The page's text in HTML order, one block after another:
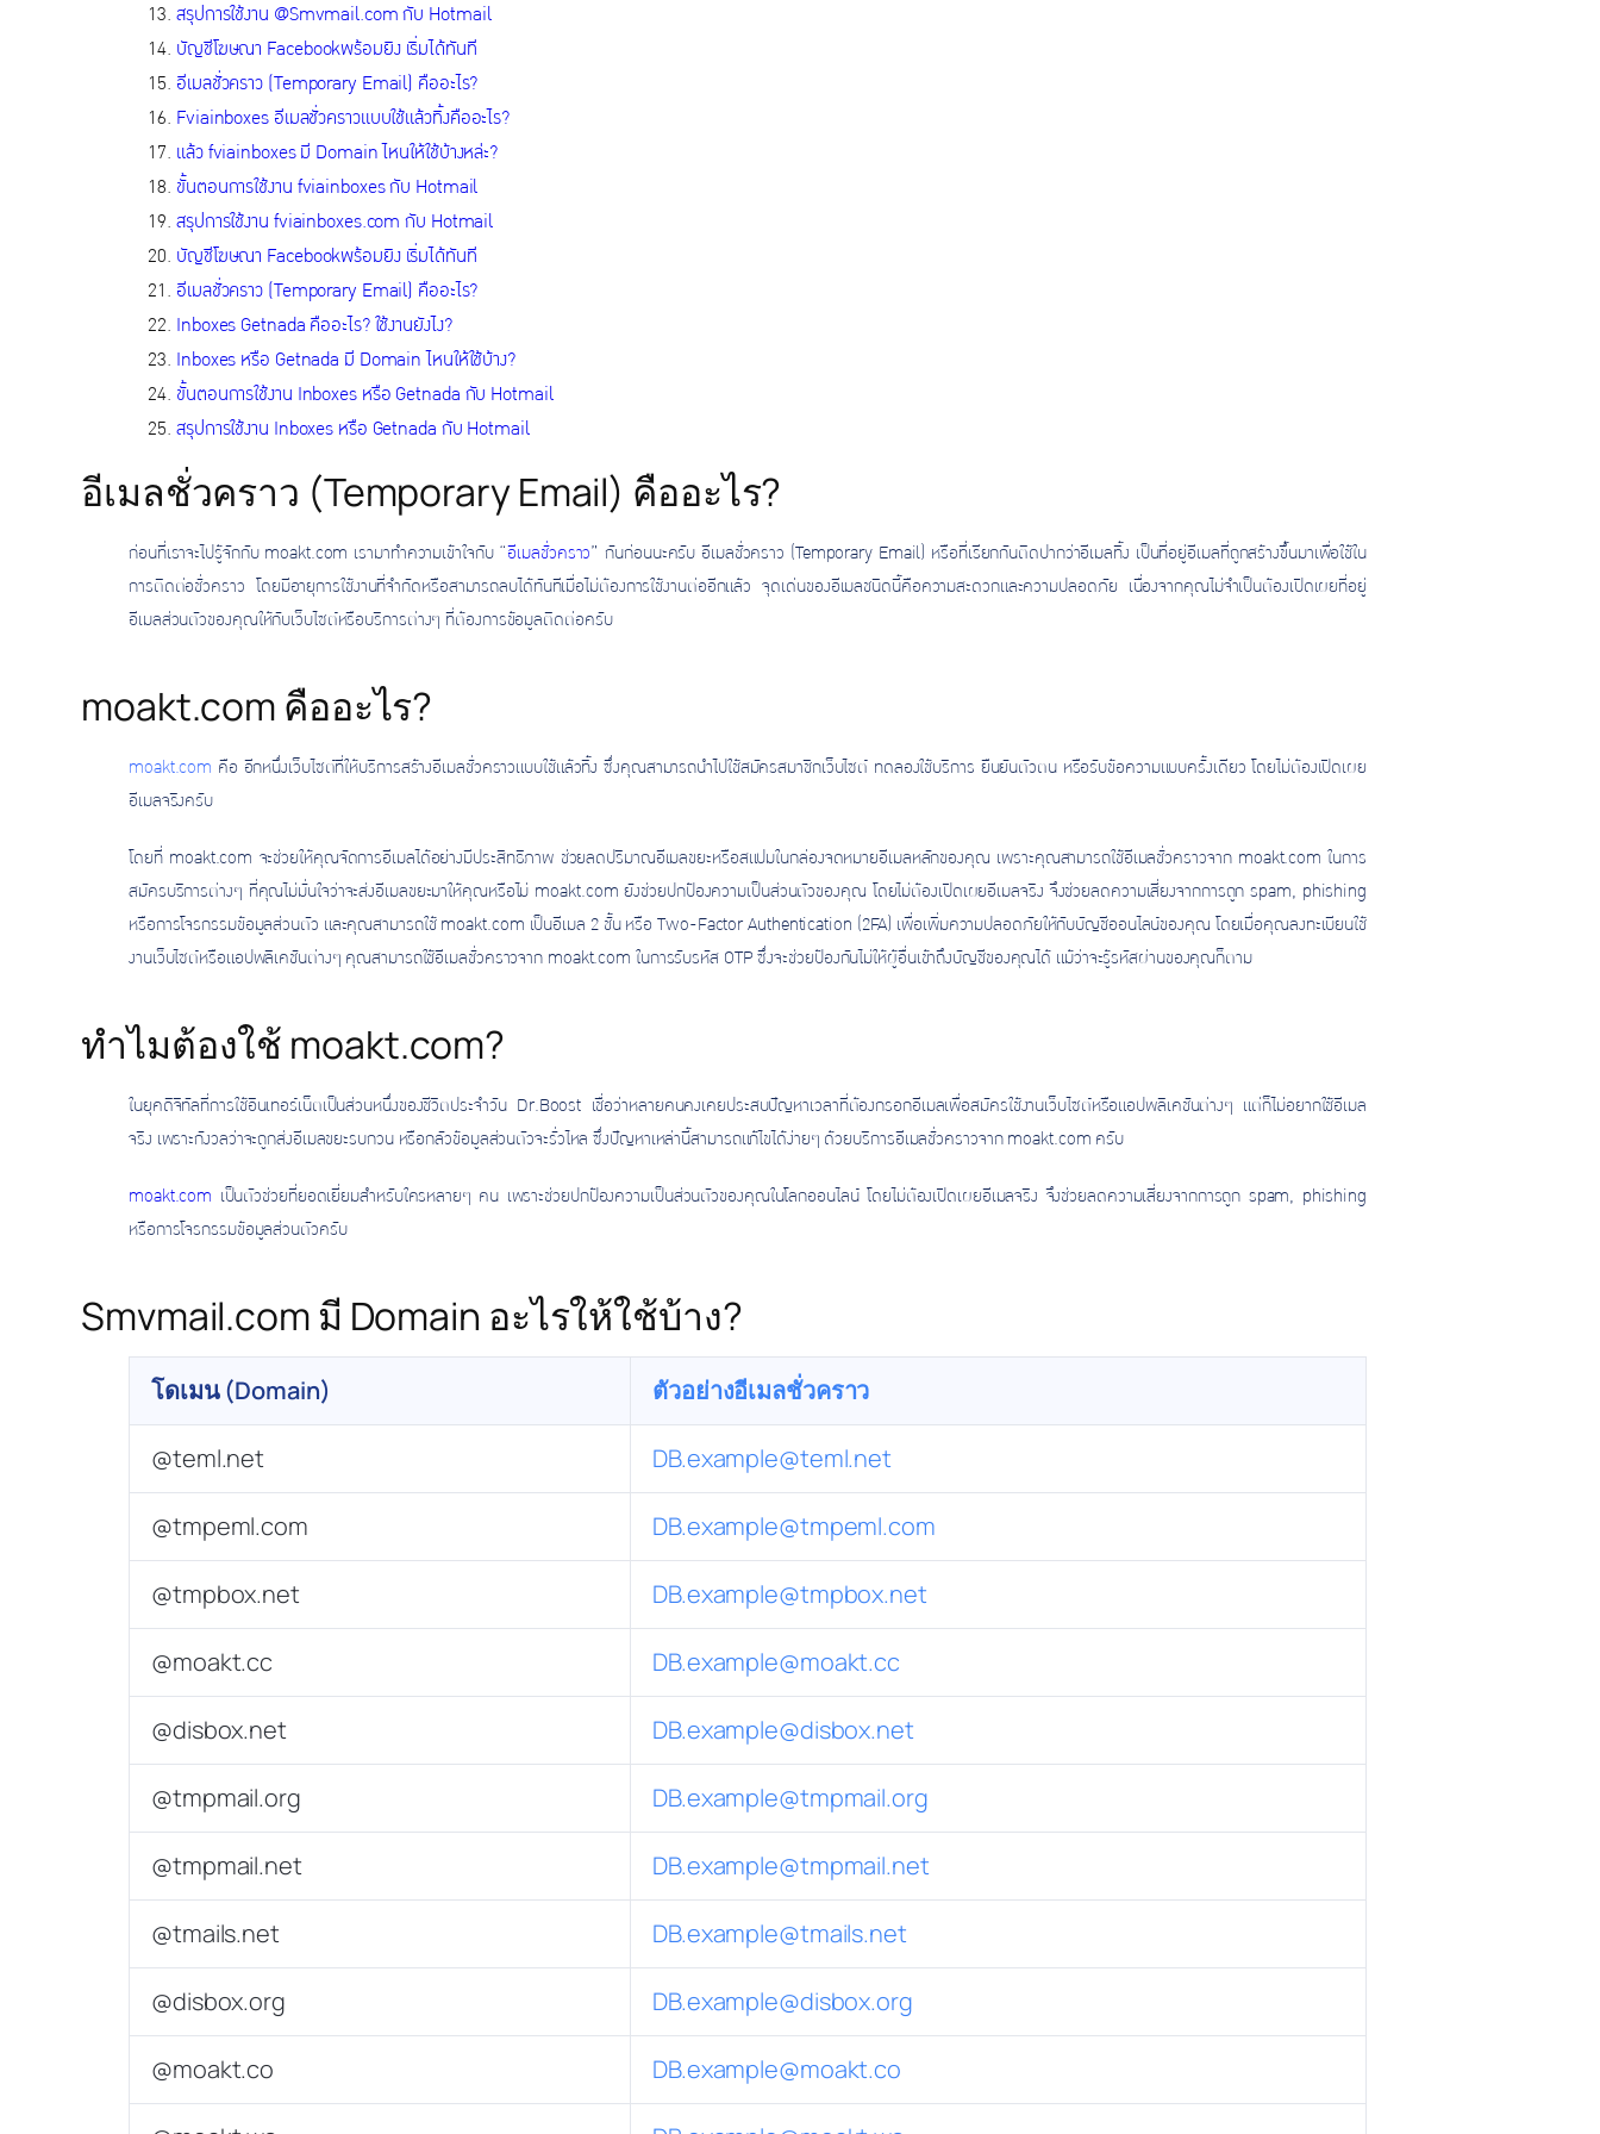
สรุปการใช้งาน @Smvmail.com กับ Hotmail
บัญชีโฆษณา Facebookพร้อมยิง เริ่มได้ทันที
อีเมลชั่วคราว (Temporary Email) คืออะไร?
Fviainboxes อีเมลชั่วคราวแบบใช้แล้วทิ้งคืออะไร?
แล้ว fviainboxes มี Domain ไหนให้ใช้บ้างหล่ะ?
ขั้นตอนการใช้งาน fviainboxes กับ Hotmail
สรุปการใช้งาน fviainboxes.com กับ Hotmail
บัญชีโฆษณา Facebookพร้อมยิง เริ่มได้ทันที
อีเมลชั่วคราว (Temporary Email) คืออะไร?
Inboxes Getnada คืออะไร? ใช้งานยังไง?
Inboxes หรือ Getnada มี Domain ไหนให้ใช้บ้าง?
ขั้นตอนการใช้งาน Inboxes หรือ Getnada กับ Hotmail
สรุปการใช้งาน Inboxes หรือ Getnada กับ Hotmail
อีเมลชั่วคราว (Temporary Email) คืออะไร?
ก่อนที่เราจะไปรู้จักกับ moakt.com เรามาทำความเข้าใจกับ “อีเมลชั่วคราว” กันก่อนนะครับ อีเมลชั่วคราว (Temporary Email) หรือที่เรียกกันติดปากว่าอีเมลทิ้ง เป็นที่อยู่อีเมลที่ถูกสร้างขึ้นมาเพื่อใช้ใน
การติดต่อชั่วคราว โดยมีอายุการใช้งานที่จำกัดหรือสามารถลบได้ทันทีเมื่อไม่ต้องการใช้งานต่ออีกแล้ว จุดเด่นของอีเมลชนิดนี้คือความสะดวกและความปลอดภัย เนื่องจากคุณไม่จำเป็นต้องเปิดเผยที่อยู่
อีเมลส่วนตัวของคุณให้กับเว็บไซต์หรือบริการต่างๆ ที่ต้องการข้อมูลติดต่อครับ
moakt.com คืออะไร?
moakt.com คือ อีกหนึ่งเว็บไซต์ที่ให้บริการสร้างอีเมลชั่วคราวแบบใช้แล้วทิ้ง ซึ่งคุณสามารถนำไปใช้สมัครสมาชิกเว็บไซต์ ทดลองใช้บริการ ยืนยันตัวตน หรือรับข้อความแบบครั้งเดียว โดยไม่ต้องเปิดเผย
อีเมลจริงครับ
โดยที่ moakt.com จะช่วยให้คุณจัดการอีเมลได้อย่างมีประสิทธิภาพ ช่วยลดปริมาณอีเมลขยะหรือสแปมในกล่องจดหมายอีเมลหลักของคุณ เพราะคุณสามารถใช้อีเมลชั่วคราวจาก moakt.com ในการ
สมัครบริการต่างๆ ที่คุณไม่มั่นใจว่าจะส่งอีเมลขยะมาให้คุณหรือไม่ moakt.com ยังช่วยปกป้องความเป็นส่วนตัวของคุณ โดยไม่ต้องเปิดเผยอีเมลจริง จึงช่วยลดความเสี่ยงจากการถูก spam, phishing
หรือการโจรกรรมข้อมูลส่วนตัว และคุณสามารถใช้ moakt.com เป็นอีเมล 2 ชั้น หรือ Two-Factor Authentication (2FA) เพื่อเพิ่มความปลอดภัยให้กับบัญชีออนไลน์ของคุณ โดยเมื่อคุณลงทะเบียนใช้
งานเว็บไซต์หรือแอปพลิเคชันต่างๆ คุณสามารถใช้อีเมลชั่วคราวจาก moakt.com ในการรับรหัส OTP ซึ่งจะช่วยป้องกันไม่ให้ผู้อื่นเข้าถึงบัญชีของคุณได้ แม้ว่าจะรู้รหัสผ่านของคุณก็ตาม
ทำไมต้องใช้ moakt.com?
ในยุคดิจิทัลที่การใช้อินเทอร์เน็ตเป็นส่วนหนึ่งของชีวิตประจำวัน Dr.Boost เชื่อว่าหลายคนคงเคยประสบปัญหาเวลาที่ต้องกรอกอีเมลเพื่อสมัครใช้งานเว็บไซต์หรือแอปพลิเคชันต่างๆ แต่ก็ไม่อยากใช้อีเมล
จริง เพราะกังวลว่าจะถูกส่งอีเมลขยะรบกวน หรือกลัวข้อมูลส่วนตัวจะรั่วไหล ซึ่งปัญหาเหล่านี้สามารถแก้ไขได้ง่ายๆ ด้วยบริการอีเมลชั่วคราวจาก moakt.com ครับ
moakt.com เป็นตัวช่วยที่ยอดเยี่ยมสำหรับใครหลายๆ คน เพราะช่วยปกป้องความเป็นส่วนตัวของคุณในโลกออนไลน์ โดยไม่ต้องเปิดเผยอีเมลจริง จึงช่วยลดความเสี่ยงจากการถูก spam, phishing
หรือการโจรกรรมข้อมูลส่วนตัวครับ
Smvmail.com มี Domain อะไรให้ใช้บ้าง?
โดเมน (Domain) ตัวอย่างอีเมลชั่วคราว
@teml.net DB.example@teml.net
@tmpeml.com DB.example@tmpeml.com
@tmpbox.net DB.example@tmpbox.net
@moakt.cc DB.example@moakt.cc
@disbox.net DB.example@disbox.net
@tmpmail.org DB.example@tmpmail.org
@tmpmail.net DB.example@tmpmail.net
@tmails.net DB.example@tmails.net
@disbox.org DB.example@disbox.org
@moakt.co DB.example@moakt.co